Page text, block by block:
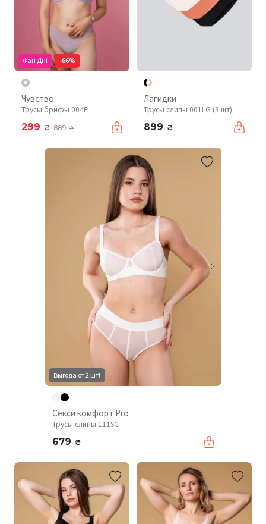
Фан Дні -66%
Чувство
Трусы брифы 004FL
299 ₴ 889₴
Лагидки
Трусы слипы 001LG (3 шт)
899 ₴
Выгода от 2 шт!
Секси комфорт Pro
Трусы слипы 111SC
679 ₴